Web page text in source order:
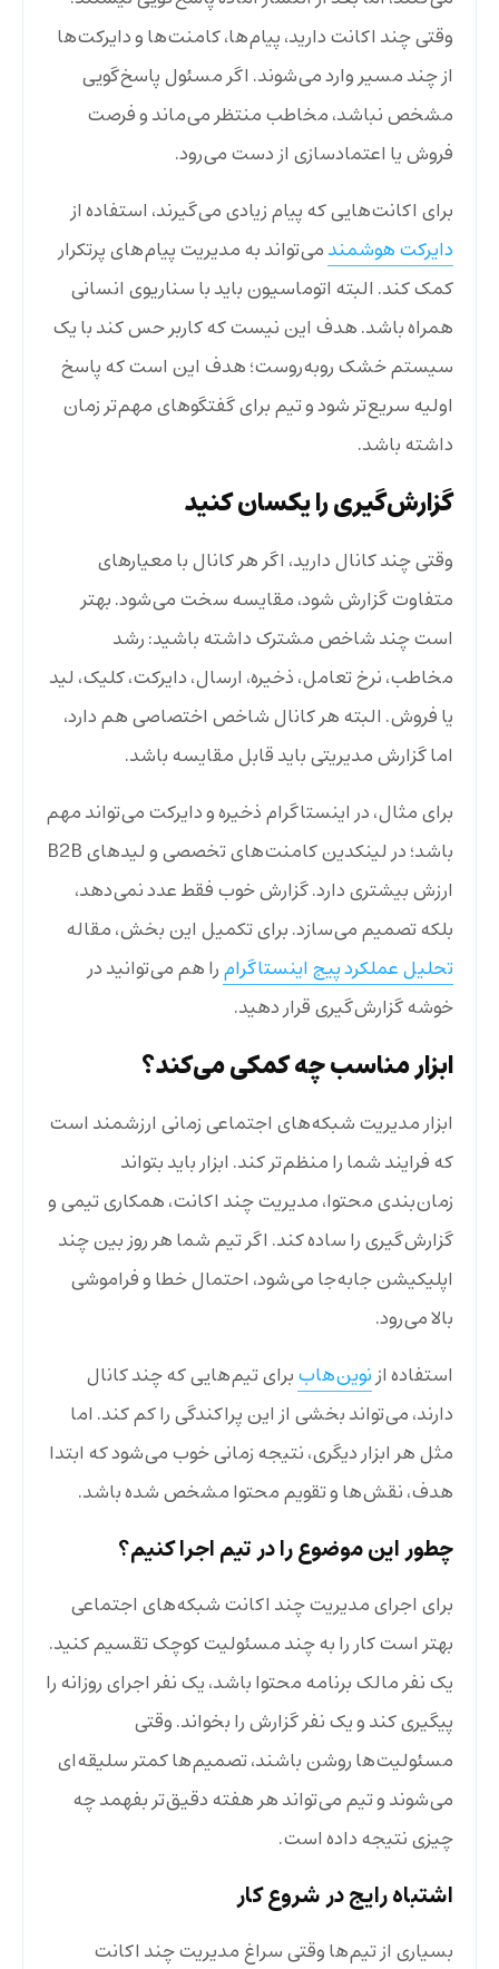
وقتی چند اکانت دارید، پیام‌ها، کامنت‌ها و دایرکت‌ها
از چند مسیر وارد می‌شوند. اگر مسئول پاسخ‌گویی
مشخص نباشد، مخاطب منتظر می‌ماند و فرصت
فروش یا اعتمادسازی از دست می‌رود.
برای اکانت‌هایی که پیام زیادی می‌گیرند، استفاده از
دایرکت هوشمندمی‌تواند به مدیریت پیام‌های پرتکرار
کمک کند. البته اتوماسیون باید با سناریوی انسانی
همراه باشد. هدف این نیست که کاربر حس کند با یک
سیستم خشک روبه‌روست؛ هدف این است که پاسخ
اولیه سریع‌تر شود و تیم برای گفتگوهای مهم‌تر زمان
داشته باشد.
گزارش‌گیری را یکسان کنید
وقتی چند کانال دارید، اگر هر کانال با معیارهای
متفاوت گزارش شود، مقایسه سخت می‌شود. بهتر
است چند شاخص مشترک داشته باشید: رشد
مخاطب، نرخ تعامل، ذخیره، ارسال، دایرکت، کلیک، لید
یا فروش. البته هر کانال شاخص اختصاصی هم دارد،
اما گزارش مدیریتی باید قابل مقایسه باشد.
برای مثال، در اینستاگرام ذخیره و دایرکت می‌تواند مهم
باشد؛ در لینکدین کامنت‌های تخصصی و لیدهای B2B
ارزش بیشتری دارد. گزارش خوب فقط عدد نمی‌دهد،
بلکه تصمیم می‌سازد. برای تکمیل این بخش، مقاله
تحلیل عملکرد پیج اینستاگرامرا هم می‌توانید در
خوشه گزارش‌گیری قرار دهید.
ابزار مناسب چه کمکی می‌کند؟
ابزار مدیریت شبکه‌های اجتماعی زمانی ارزشمند است
که فرایند شما را منظم‌تر کند. ابزار باید بتواند
زمان‌بندی محتوا، مدیریت چند اکانت، همکاری تیمی و
گزارش‌گیری را ساده کند. اگر تیم شما هر روز بین چند
اپلیکیشن جابه‌جا می‌شود، احتمال خطا و فراموشی
بالا می‌رود.
استفاده ازنوین‌هاببرای تیم‌هایی که چند کانال
دارند، می‌تواند بخشی از این پراکندگی را کم کند. اما
مثل هر ابزار دیگری، نتیجه زمانی خوب می‌شود که ابتدا
هدف، نقش‌ها و تقویم محتوا مشخص شده باشد.
چطور این موضوع را در تیم اجرا کنیم؟
برای اجرای مدیریت چند اکانت شبکه‌های اجتماعی
بهتر است کار را به چند مسئولیت کوچک تقسیم کنید.
یک نفر مالک برنامه محتوا باشد، یک نفر اجرای روزانه را
پیگیری کند و یک نفر گزارش را بخواند. وقتی
مسئولیت‌ها روشن باشند، تصمیم‌ها کمتر سلیقه‌ای
می‌شوند و تیم می‌تواند هر هفته دقیق‌تر بفهمد چه
چیزی نتیجه داده است.
اشتباه رایج در شروع کار
بسیاری از تیم‌ها وقتی سراغ مدیریت چند اکانت